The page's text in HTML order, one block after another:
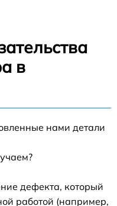
в
нами детали
дефекта, который
работой (например,